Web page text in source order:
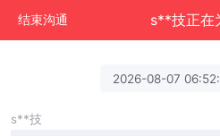
结束沟通 s**技正在
2026-08-07
s**技